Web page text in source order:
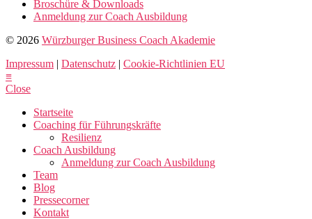
Broschüre & Downloads
Anmeldung zur Coach Ausbildung
© 2026 Würzburger Business Coach Akademie
Impressum | Datenschutz | Cookie-Richtlinien EU
≡
Close
Startseite
Coaching für Führungskräfte
Resilienz
Coach Ausbildung
Anmeldung zur Coach Ausbildung
Team
Blog
Pressecorner
Kontakt